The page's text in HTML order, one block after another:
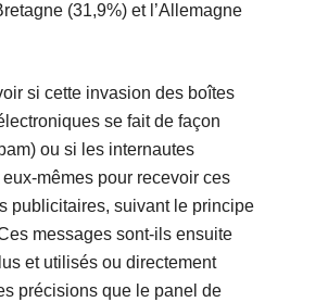
(31,9%) et l’Allemagne
si cette invasion des boîtes
se fait de façon
ou si les internautes
eux-mêmes pour recevoir ces
publicitaires, suivant le principe
messages sont-ils ensuite
et utilisés ou directement
précisions que le panel de